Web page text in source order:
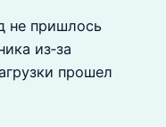
не пришлось
из‑за
прошел